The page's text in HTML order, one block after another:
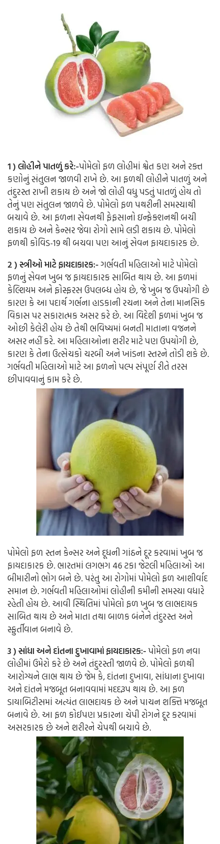
1 ) લોહીને પાતળું કરે:-પોમેલો ફળ લોહીમાં શ્વેત કણ અને રક્ત
કણોનું સંતુલન જાળવી રાખે છે. આ ફળથી લોહીને પાતળું અને
તંદુરસ્ત રાખી શકાય છે અને જો લોહી વધુ પડતું પાતળું હોય તો
તેનું પણ સંતુલન જાળવે છે. પોમેલો ફળ પથરીની સમસ્યાથી
બચાવે છે. આ ફળના સેવનથી ફેફસાનો ઇન્ફેક્શનથી બચી
શકાય છે અને કેન્સર જેવા રોગો સામે લડી શકાય છે. પોમેલો
ફળથી કોવિડ-19 થી બચવા પણ આનું સેવન ફાયદાકારક છે.
2 ) સ્ત્રીઓ માટે ફાયદાકારક:-ગર્ભવતી મહિલાઓ માટે પોમેલો
ફળનું સેવન ખુબ જ ફાયદાકારક સાબિત થાય છે. આ ફળમાં
કેલ્શિયમ અને ફોસ્ફરસ ઉપલબ્ધ હોય છે, જે ખુબ જ ઉપયોગી છે
કારણ કે આ પદાર્થ ગર્ભના હાડકાની રચના અને તેના માનસિક
વિકાસ પર સકારાત્મક અસર કરે છે. આ વિદેશી ફળમાં ખુબ જ
ઓછી કેલેરી હોય છે તેથી ભવિષ્યમાં બનતી માતાના વજનને
અસર નહીં કરે. આ મહિલાઓના શરીર માટે પણ ઉપયોગી છે,
કારણ કે તેના ઉત્સેચકો ચરબી અને ખાંડના સ્તરને તોડી શકે છે.
ગર્ભવતી મહિલાઓ માટે આ ફળનો પલ્પ સંપૂર્ણ રીતે તરસ
છીપાવવાનું કામ કરે છે.
પોમેલો ફળ સ્તન કેન્સર અને દૂધની ગાંઠને દૂર કરવામાં ખુબ જ
ફાયદાકારક છે. ભારતમાં લગભગ 46 ટકા જેટલી મહિલાઓ આ
બીમારીનો ભોગ બને છે. પરંતુ આ રોગોમાં પોમેલો ફળ આશીર્વાદ
સમાન છે. ગર્ભવતી મહિલાઓમાં લોહીની કમીની સમસ્યા વધારે
રહેતી હોય છે. આવી સ્થિતિમાં પોમેલો ફળ ખુબ જ લાભદાયક
સાબિત થાય છે અને માતા તથા બાળક બંનેને તંદુરસ્ત અને
સ્ફુર્તીવાન બનાવે છે.
3 ) સાંધા અને દાંતના દુખાવામાં ફાયદાકારક:-પોમેલો ફળ નવા
લોહીમાં ઉમેરો કરે છે અને તંદુરસ્તી જાળવે છે. પોમેલો ફળથી
આરોગ્યને લાભ થાય છે જેમ કે, દાંતના દુખાવા, સાંધાના દુખાવા
અને દાંતને મજબૂત બનાવવામાં મદદરૂપ થાય છે. આ ફળ
ડાયાબિટીસમાં અત્યંત લાભદાયક છે અને પાચન શક્તિ મજબૂત
બનાવે છે. આ ફળ કોઈપણ પ્રકારના ચેપી રોગને દૂર કરવામાં
અસરકારક છે અને શરીરને ચેપથી બચાવે છે.